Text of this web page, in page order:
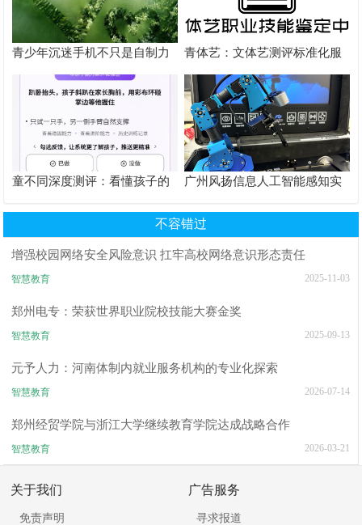
青少年沉迷手机不只是自制力
差！陕西家长读懂背后的心理
根源
青体艺：文体艺测评标准化服
务体系解析
童不同深度测评：看懂孩子的
广州风扬信息人工智能感知实
不容错过
增强校园网络安全风险意识 扛牢高校网络意识形态责任
智慧教育 2025-11-03
郑州电专：荣获世界职业院校技能大赛金奖
智慧教育 2025-09-13
元予人力：河南体制内就业服务机构的专业化探索
智慧教育 2026-07-14
郑州经贸学院与浙江大学继续教育学院达成战略合作
智慧教育 2026-03-21
关于我们
免责声明
广告服务
寻求报道